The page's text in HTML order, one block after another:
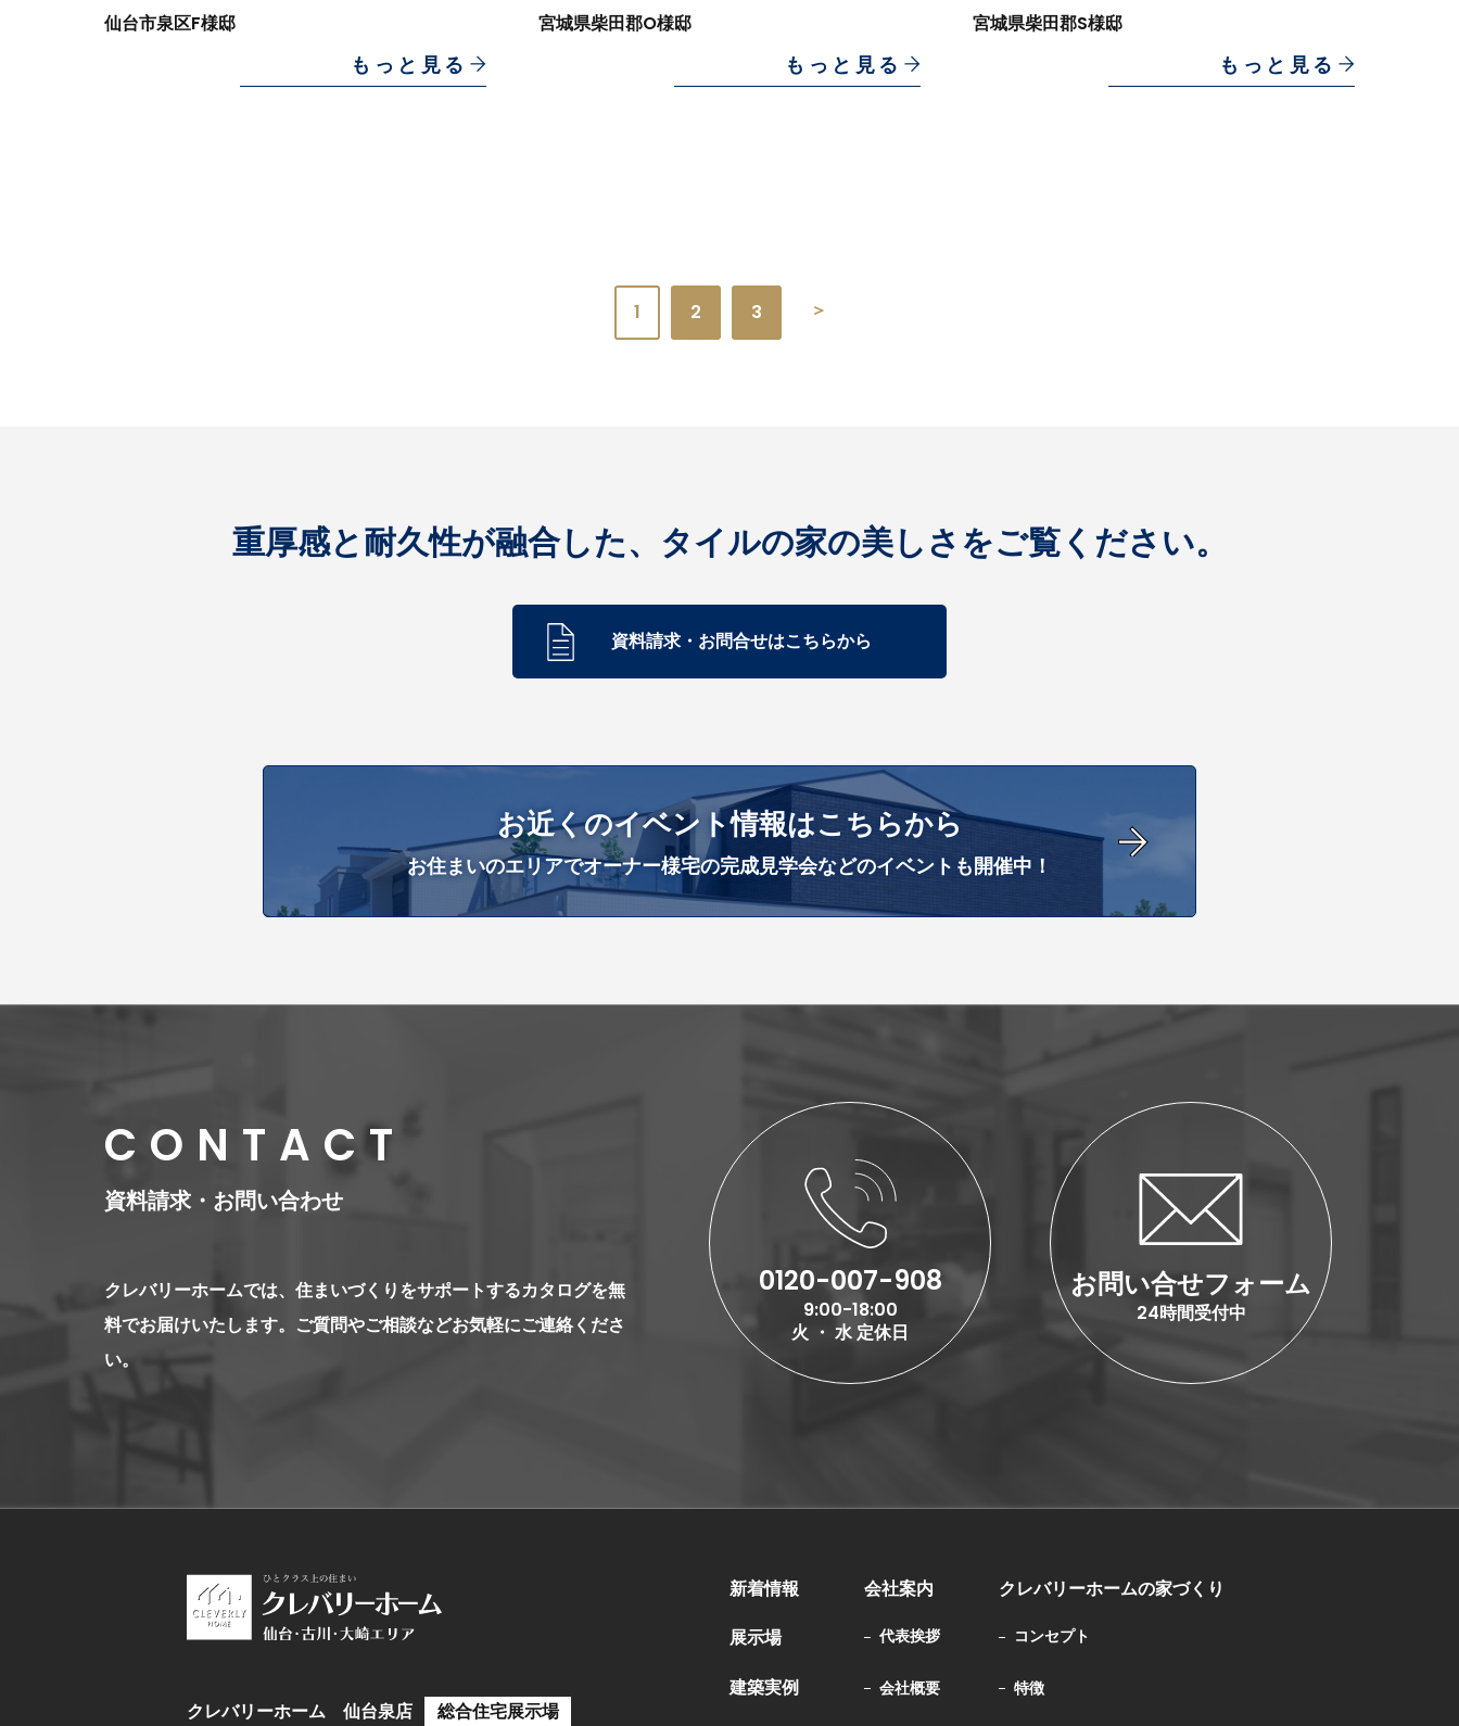
仙台市泉区F様邸
もっと見る
宮城県柴田郡O様邸
もっと見る
宮城県柴田郡S様邸
もっと見る
1 2 3 ＞
重厚感と耐久性が融合した、 タイルの家の美しさをご覧ください。
資料請求・お問合せはこちらから
お近くのイベント情報はこちらから
お住まいのエリアでオーナー様宅の完成見学会などのイベントも開催中！
CONTACT
資料請求・お問い合わせ
クレバリーホームでは、住まいづくりをサポートするカタログを無
料でお届けいたします。ご質問やご相談などお気軽にご連絡くださ
い。
0120-007-908
9:00-18:00
火 ・ 水 定休日
お問い合せフォーム
24時間受付中
クレバリーホーム 仙台泉店 総合住宅展示場
新着情報
展示場
建築実例
会社案内
代表挨拶
会社概要
クレバリーホームの家づくり
コンセプト
特徴